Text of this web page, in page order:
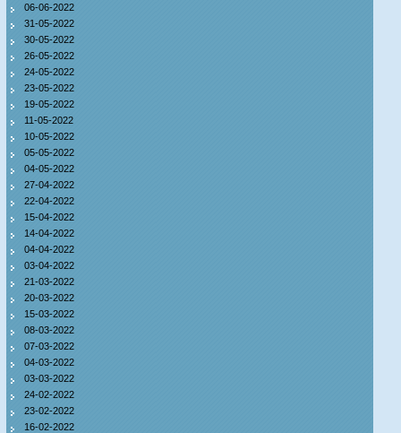
06-06-2022
31-05-2022
30-05-2022
26-05-2022
24-05-2022
23-05-2022
19-05-2022
11-05-2022
10-05-2022
05-05-2022
04-05-2022
27-04-2022
22-04-2022
15-04-2022
14-04-2022
04-04-2022
03-04-2022
21-03-2022
20-03-2022
15-03-2022
08-03-2022
07-03-2022
04-03-2022
03-03-2022
24-02-2022
23-02-2022
16-02-2022